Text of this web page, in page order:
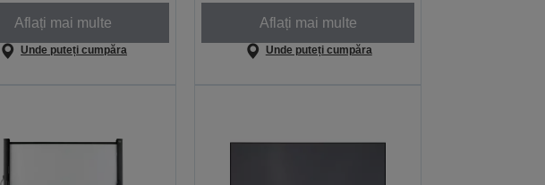
Aflați mai multe
Unde puteți cumpăra
Aflați mai multe
Unde puteți cumpăra